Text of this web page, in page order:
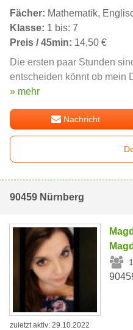
Fächer: Mathematik,
Klasse: 1 bis: 7
Preis / 45min: 14,50 €
Die ersten paar Stunden
entscheiden könnt ob mein
» mehr
Nachricht
90459 Nürnberg
zuletzt aktiv: 29.10.2022